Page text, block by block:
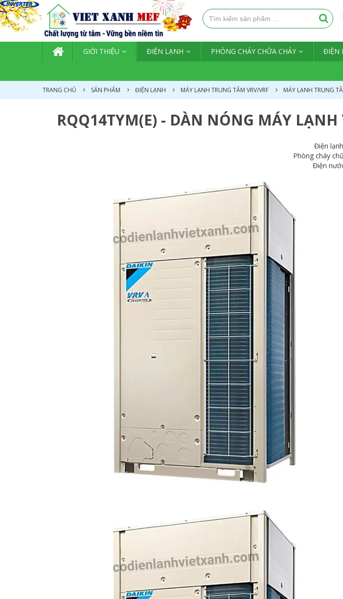
TRANG CHỦ
GIỚI THIỆU ĐIỆN LẠNH PHÒNG CHÁY CHỮA CHÁY ĐIỆN
TRANG CHỦ SẢN PHẨM ĐIỆN LẠNH MÁY LẠNH TRUNG TÂM VRV/VRF MÁY LẠNH TRUNG
RQQ14TYM(E) - DÀN NÓNG MÁY
Điện lạnh
Phòng cháy
Điện